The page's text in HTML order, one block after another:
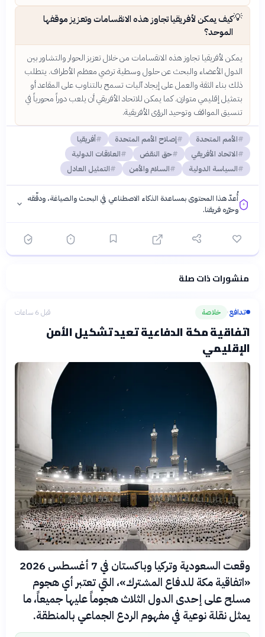
💡كيف يمكن لأفريقيا تجاوز هذه الانقسامات وتعزيز موقفها
الموحد؟
يمكن لأفريقيا تجاوز هذه الانقسامات من خلال تعزيز الحوار والتشاور بين
الدول الأعضاء والبحث عن حلول وسطية ترضي معظم الأطراف. يتطلب
ذلك بناء الثقة والعمل على إيجاد آليات تسمح بالتناوب على المقاعد أو
بتمثيل إقليمي متوازن. كما يمكن للاتحاد الأفريقي أن يلعب دوراً محورياً في
تنسيق المواقف وتوحيد الرؤى الأفريقية.
الأمم المتحدة إصلاح الأمم المتحدة
أفريقيا
الاتحاد الأفريقي
حق النقض
العلاقات الدولية
السياسة الدولية
السلام والأمن التمثيل العادل
أُعدّ هذا المحتوى بمساعدة الذكاء الاصطناعي في البحث والصياغة، ودقّقه
وحرّره فريقنا.
فلسفتنا المعرفية· سياسة الذكاء الاصطناعيمنشورات ذات صلة
تدافع› خلاصة قبل 6 ساعات
اتفاقية مكة الدفاعية تعيد تشكيل الأمن
الإقليمي
وقعت السعودية وتركيا وباكستان في 7 أغسطس 2026
«اتفاقية مكة للدفاع المشترك»، التي تعتبر أي هجوم
مسلح على إحدى الدول الثلاث هجوماً عليها جميعاً، ما
يمثل نقلة نوعية في مفهوم الردع الجماعي بالمنطقة.